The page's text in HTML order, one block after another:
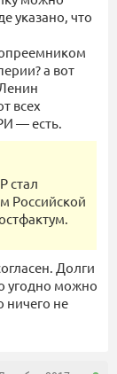
указано, что
а вот
всех
— есть.
стал
Российской
Долги
угодно можно
ничего не